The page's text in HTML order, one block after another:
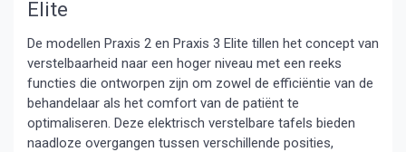
Elite
De modellen Praxis 2 en Praxis 3 Elite tillen het concept van
verstelbaarheid naar een hoger niveau met een reeks
functies die ontworpen zijn om zowel de efficiëntie van de
behandelaar als het comfort van de patiënt te
optimaliseren. Deze elektrisch verstelbare tafels bieden
naadloze overgangen tussen verschillende posities,